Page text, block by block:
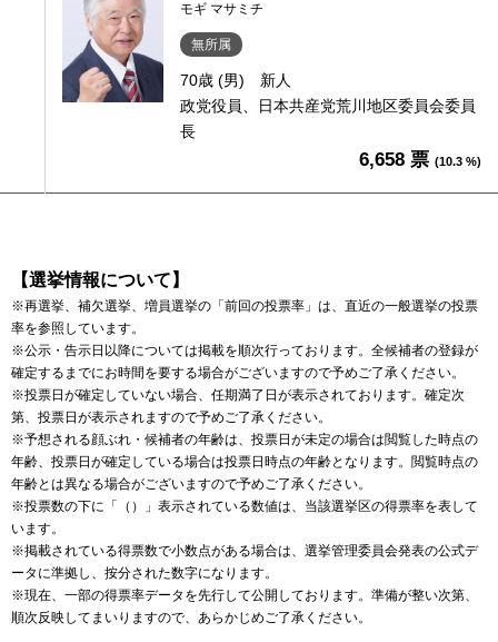
モギ マサミチ
無所属
70歳 (男)
新人
政党役員、日本共産党荒川地区委員会委員
長
6,658 票 (10.3 %)
【選挙情報について】
※再選挙、補欠選挙、増員選挙の「前回の投票率」は、直近の一般選挙の投票
率を参照しています。
※公示・告示日以降については掲載を順次行っております。全候補者の登録が
確定するまでにお時間を要する場合がございますので予めご了承ください。
※投票日が確定していない場合、任期満了日が表示されております。確定次
第、投票日が表示されますので予めご了承ください。
※予想される顔ぶれ・候補者の年齢は、投票日が未定の場合は閲覧した時点の
年齢、投票日が確定している場合は投票日時点の年齢となります。閲覧時点の
年齢とは異なる場合がございますので予めご了承ください。
※投票数の下に「（）」表示されている数値は、当該選挙区の得票率を表して
います。
※掲載されている得票数で小数点がある場合は、選挙管理委員会発表の公式デ
ータに準拠し、按分された数字になります。
※現在、一部の得票率データを先行して公開しております。準備が整い次第、
順次反映してまいりますので、あらかじめご了承ください。